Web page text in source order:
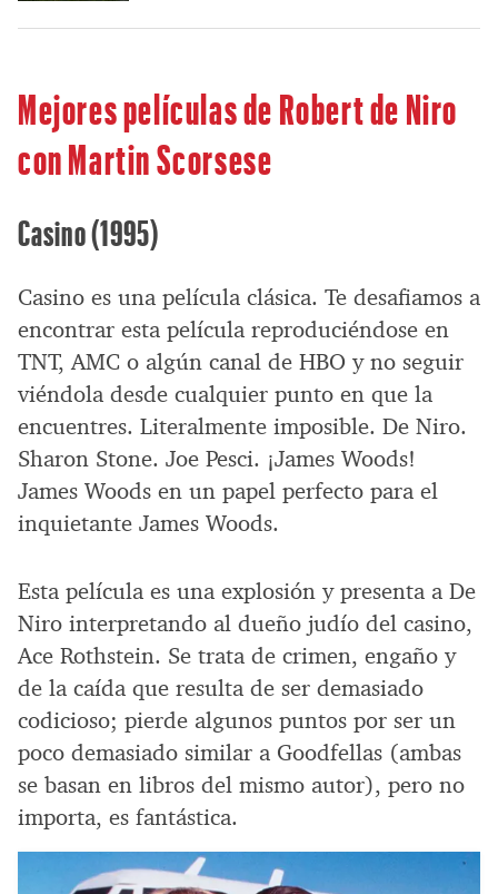
Mejores películas de Robert de Niro
con Martin Scorsese
Casino (1995)
Casino es una película clásica. Te desafiamos a
encontrar esta película reproduciéndose en
TNT, AMC o algún canal de HBO y no seguir
viéndola desde cualquier punto en que la
encuentres. Literalmente imposible. De Niro.
Sharon Stone. Joe Pesci. ¡James Woods!
James Woods en un papel perfecto para el
inquietante James Woods.
Esta película es una explosión y presenta a De
Niro interpretando al dueño judío del casino,
Ace Rothstein. Se trata de crimen, engaño y
de la caída que resulta de ser demasiado
codicioso; pierde algunos puntos por ser un
poco demasiado similar a Goodfellas (ambas
se basan en libros del mismo autor), pero no
importa, es fantástica.